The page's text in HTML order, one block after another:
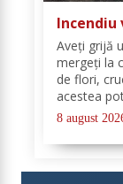
Aveți grijă
mergeți la
de flori,
acestea
astfel de
localitatea
8 august